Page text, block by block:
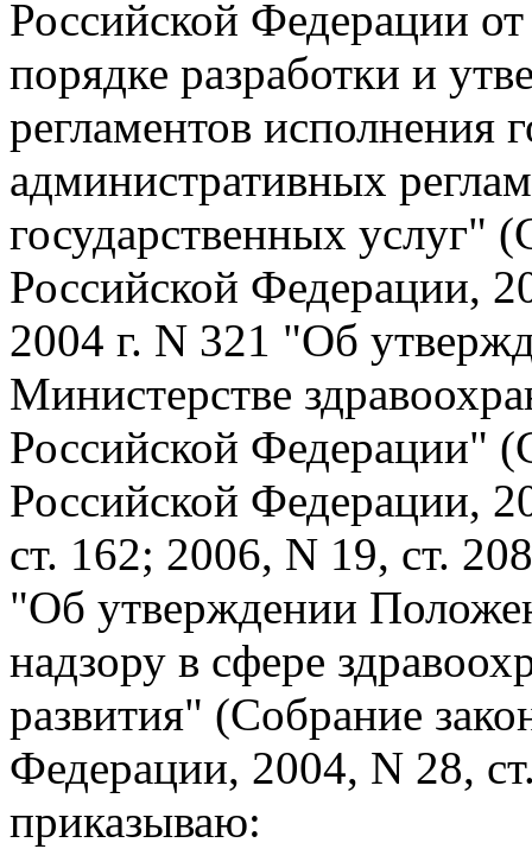
Российской Федерации
порядке разработки и
регламентов исполнения
административных
государственных услуг"
Российской Федерации,
2004 г. N 321 "Об
Министерстве
Российской Федерации"
Российской Федерации,
ст. 162; 2006, N 19, ст.
"Об утверждении
надзору в сфере
развития" (Собрание
Федерации, 2004, N 28,
приказываю: